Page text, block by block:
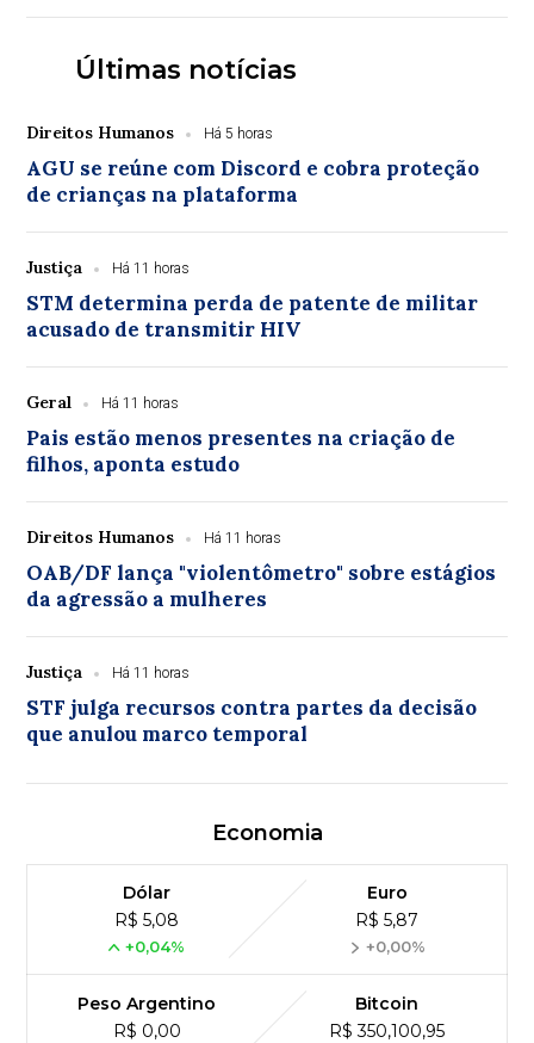
Últimas notícias
Direitos Humanos Há 5 horas
AGU se reúne com Discord e cobra proteção
de crianças na plataforma
Justiça Há 11 horas
STM determina perda de patente de militar
acusado de transmitir HIV
Geral Há 11 horas
Pais estão menos presentes na criação de
filhos, aponta estudo
Direitos Humanos Há 11 horas
OAB/DF lança "violentômetro" sobre estágios
da agressão a mulheres
Justiça Há 11 horas
STF julga recursos contra partes da decisão
que anulou marco temporal
Economia
Dólar
R$ 5,08
+0,04%
Euro
R$ 5,87
+0,00%
Peso Argentino
R$ 0,00
Bitcoin
R$ 350,100,95